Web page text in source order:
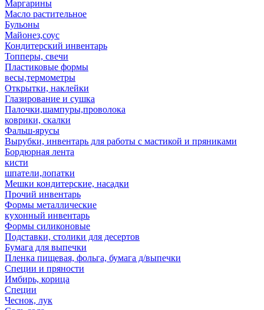
Маргарины
Масло растительное
Бульоны
Майонез,соус
Кондитерский инвентарь
Топперы, свечи
Пластиковые формы
весы,термометры
Открытки, наклейки
Глазирование и сушка
Палочки,шампуры,проволока
коврики, скалки
Фальш-ярусы
Вырубки, инвентарь для работы с мастикой и пряниками
Бордюрная лента
кисти
шпатели,лопатки
Мешки кондитерские, насадки
Прочий инвентарь
Формы металлические
кухонный инвентарь
Формы силиконовые
Подставки, столики для десертов
Бумага для выпечки
Пленка пищевая, фольга, бумага д/выпечки
Специи и пряности
Имбирь, корица
Специи
Чеснок, лук